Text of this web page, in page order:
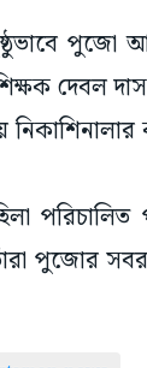
পুজো
দেবল
পুজোর